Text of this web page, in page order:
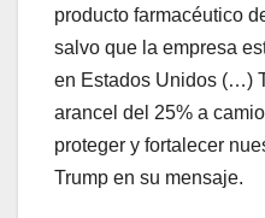
producto farmacéutico
salvo que la empresa
en Estados Unidos (…)
arancel del 25% a
proteger y fortalecer
Trump en su mensaje.